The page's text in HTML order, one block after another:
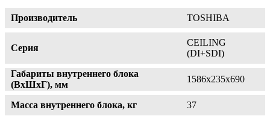
Производитель TOSHIBA
Серия
CEILING
(DI+SDI)
Габариты внутреннего блока
(ВхШхГ), мм
1586х235х690
Масса внутреннего блока, кг
37